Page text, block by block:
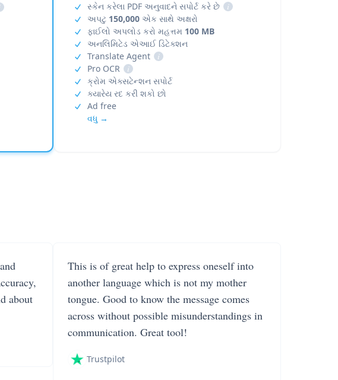
સ્કેન કરેલા PDF અનુવાદને સપોર્ટ કરે છે
i
અપટુ 150,000એક સાથે અક્ષરો
ફાઈલો અપલોડ કરો મહત્તમ 100 MB
અનલિમિટેડ એઆઈ ડિટેક્શન
Translate Agent
i
Pro OCR
i
ક્રોમ એક્સટેન્શન સપોર્ટ
ક્યારેય રદ કરી શકો છો
Ad free
વધુ →
about
This is of great help to express oneself into
another language which is not my mother
tongue. Good to know the message comes
across without possible misunderstandings in
communication. Great tool!
Trustpilot